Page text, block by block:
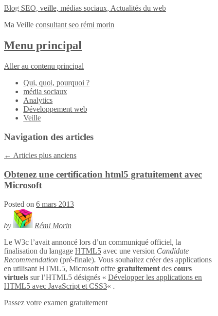
Blog SEO, veille, médias sociaux, Actualités du web
Ma Veille consultant seo rémi morin
Menu principal
Aller au contenu principal
Qui, quoi, pourquoi ?
média sociaux
Analytics
Développement web
Veille
Navigation des articles
← Articles plus anciens
Obtenez une certification html5 gratuitement avec
Microsoft
Posted on 6 mars 2013
by
Rémi Morin
Le W3c l’avait annoncé lors d’un communiqué officiel, la
finalisation du langage HTML5 avec une version Candidate
Recommendation (pré-finale). Vous souhaitez créer des applications
en utilisant HTML5, Microsoft offre gratuitement des cours
virtuels sur l’HTML5 désignés « Développer les applications en
HTML5 avec JavaScript et CSS3« .
Passez votre examen gratuitement